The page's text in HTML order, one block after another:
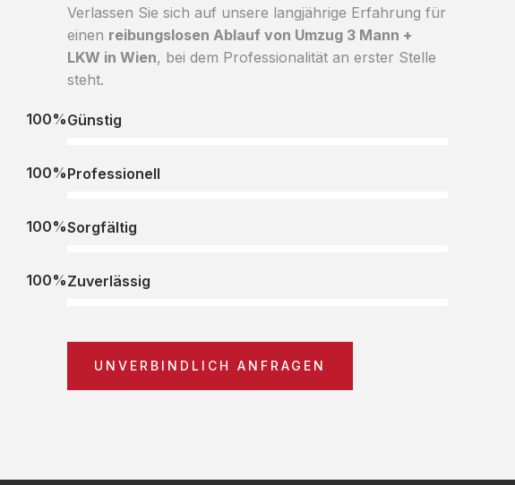
Verlassen Sie sich auf unsere langjährige Erfahrung für
einen reibungslosen Ablauf von Umzug 3 Mann +
LKW in Wien, bei dem Professionalität an erster Stelle
steht.
Günstig
100%
Professionell
100%
Sorgfältig
100%
Zuverlässig
100%
UNVERBINDLICH ANFRAGEN